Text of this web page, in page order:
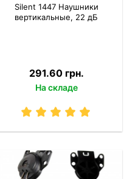
Silent 1447 Наушники
вертикальные, 22 дБ
291.60 грн.
На складе